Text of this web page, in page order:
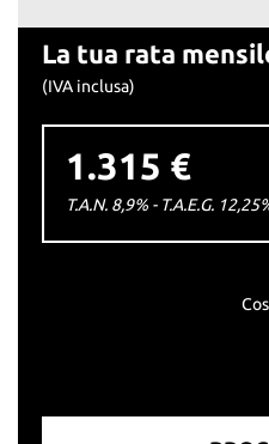
La tua rata
(IVA inclusa)
1.315 €
T.A.N. 8,9% - T.A.E.G. 12,25